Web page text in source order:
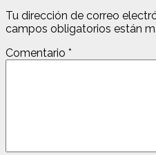
Tu dirección de correo
campos obligatorios están
Comentario *